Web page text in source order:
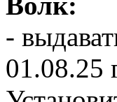
-
01.08.25